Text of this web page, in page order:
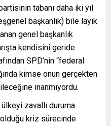
tabanı daha iki yıl
başkanlık) bile layık
genel başkanlık
kendisini geride
SPD’nin “federal
kimse onun gerçekten
inanmıyordu.
zavallı duruma
kriz sürecinde